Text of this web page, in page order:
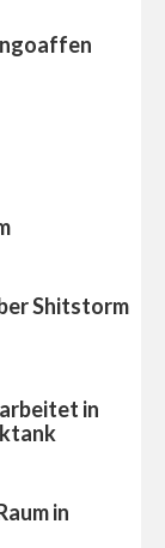
Shitstorm
in
in